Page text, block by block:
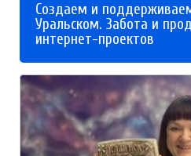
Создаем и
Уральском. Забота и
интернет-проектов